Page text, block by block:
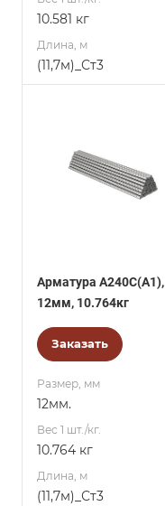
10.581 кг
Длина, м
(11,7м)_Ст3
Арматура А240С(А1),
12мм, 10.764кг
Заказать
Размер, мм
12мм.
Вес 1 шт./кг.
10.764 кг
Длина, м
(11,7м)_Ст3